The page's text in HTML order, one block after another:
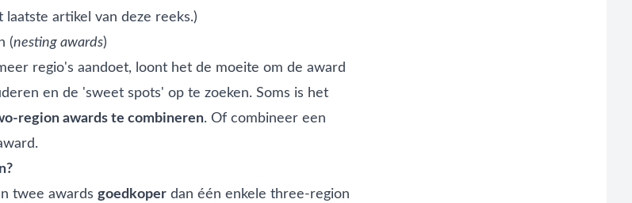
artikel van deze reeks.)
(nesting awards)
regio's aandoet, loont het de moeite om de award
en de 'sweet spots' op te zoeken. Soms is het
region awards te combineren. Of combineer een
twee awards goedkoper dan één enkele three-region